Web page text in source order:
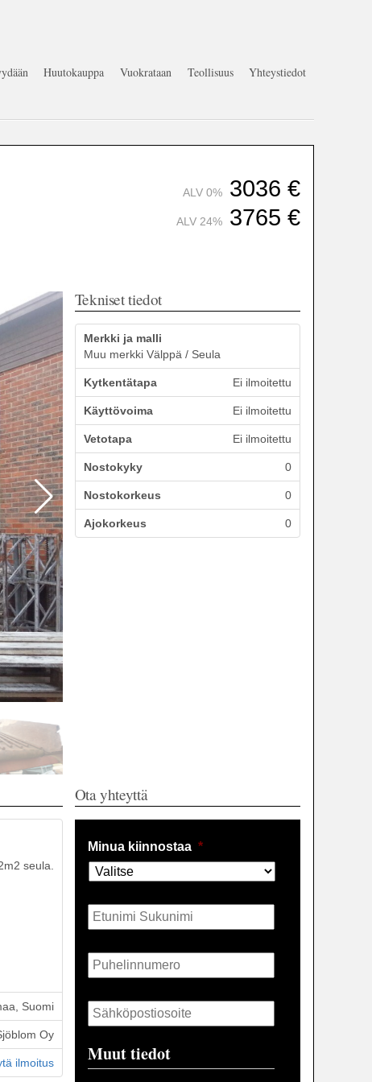
Huutokauppa Vuokrataan Teollisuus Yhteystiedot
ALV 0% 3036 €
ALV 24% 3765 €
Tekniset tiedot
Merkki ja malli
Muu merkki Välppä / Seula
Kytkentätapa Ei ilmoitettu
Käyttövoima Ei ilmoitettu
Vetotapa Ei ilmoitettu
Nostokyky 0
Nostokorkeus 0
Ajokorkeus 0
seula.
Suomi
Oy
ilmoitus
Ota yhteyttä
Minua kiinnostaa *
Nimi *
Puhelin *
Sähköposti *
Muut tiedot